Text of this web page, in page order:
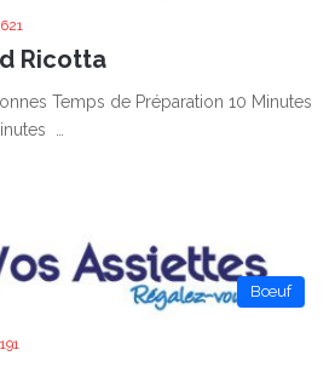
Ricotta
Temps de Préparation 10 Minutes
…
Bœuf